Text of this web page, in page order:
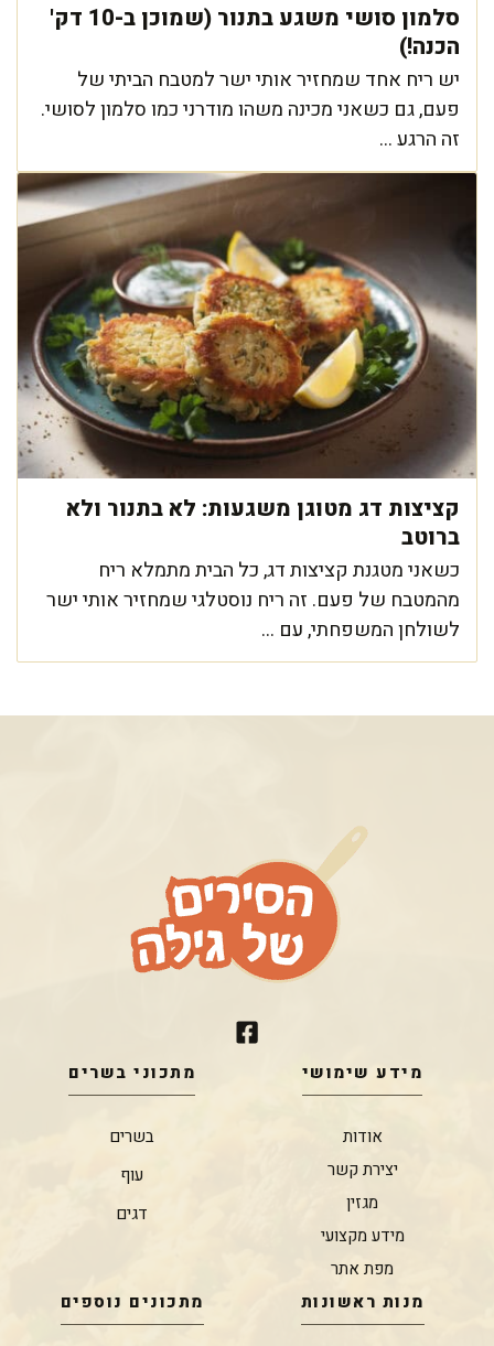
סלמון סושי משגע בתנור (שמוכן ב-10 דק'
הכנה!)
יש ריח אחד שמחזיר אותי ישר למטבח הביתי של
פעם, גם כשאני מכינה משהו מודרני כמו סלמון לסושי.
זה הרגע ...
קציצות דג מטוגן משגעות: לא בתנור ולא
ברוטב
כשאני מטגנת קציצות דג, כל הבית מתמלא ריח
מהמטבח של פעם. זה ריח נוסטלגי שמחזיר אותי ישר
לשולחן המשפחתי, עם ...
מידע שימושי
אודות
יצירת קשר
מגזין
מידע מקצועי
מפת אתר
מתכוני בשרים
בשרים
עוף
דגים
מנות ראשונות מתכונים נוספים